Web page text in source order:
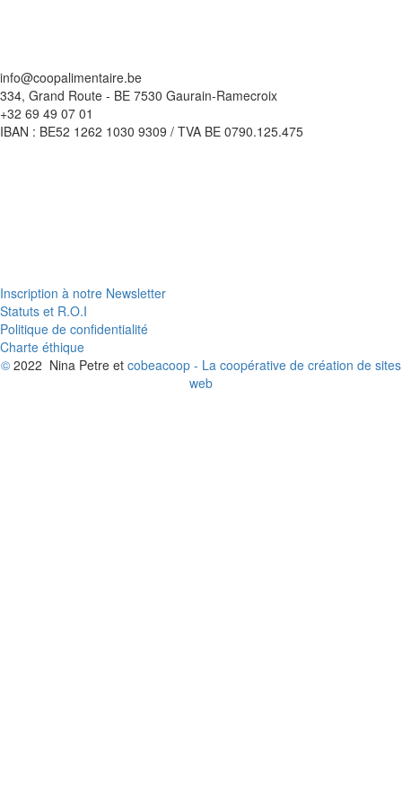
info@coopalimentaire.be
334, Grand Route - BE 7530 Gaurain-Ramecroix
+32 69 49 07 01
IBAN : BE52 1262 1030 9309 / TVA BE 0790.125.475
Inscription à notre Newsletter
Statuts et R.O.I
Politique de confidentialité
Charte éthique
© 2022 Nina Petre et cobeacoop - La coopérative de création de sites
web